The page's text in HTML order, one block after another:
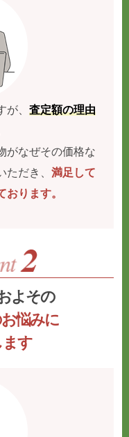
が、査定額の理由
がなぜその価格な
ただき、満足して
おります。
よその
悩みに
す